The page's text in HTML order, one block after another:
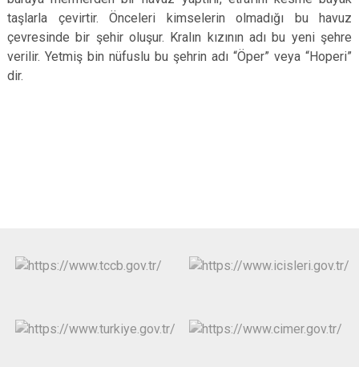
taşlarla çevirtir. Önceleri kimselerin olmadığı bu havuz
çevresinde bir şehir oluşur. Kralın kızının adı bu yeni şehre
verilir. Yetmiş bin nüfuslu bu şehrin adı “Öper” veya “Hoperi”
dir.